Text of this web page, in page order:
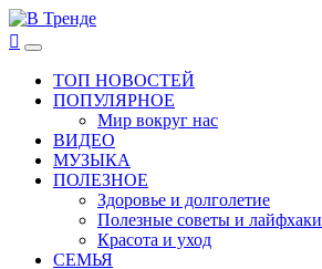
Перейти
к
содержимому
В Тренде
Самые свежие новости интернета
Основное
менюТОП НОВОСТЕЙ
ПОПУЛЯРНОЕ
Мир вокруг нас
ВИДЕО
МУЗЫКА
ПОЛЕЗНОЕ
Здоровье и долголетие
Полезные советы и лайфхаки
Красота и уход
СЕМЬЯ